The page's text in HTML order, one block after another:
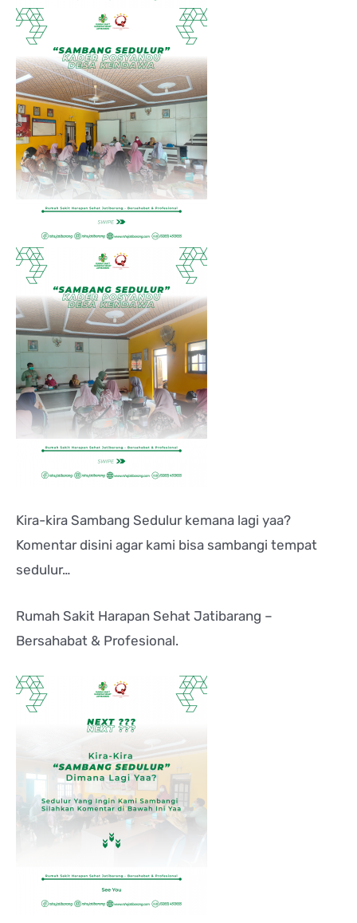
Kira-kira Sambang Sedulur kemana lagi yaa?
Komentar disini agar kami bisa sambangi tempat
sedulur…
Rumah Sakit Harapan Sehat Jatibarang –
Bersahabat & Profesional.